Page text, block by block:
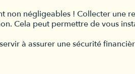
non négligeables ! Collecter
Cela peut permettre de vous
à assurer une sécurité